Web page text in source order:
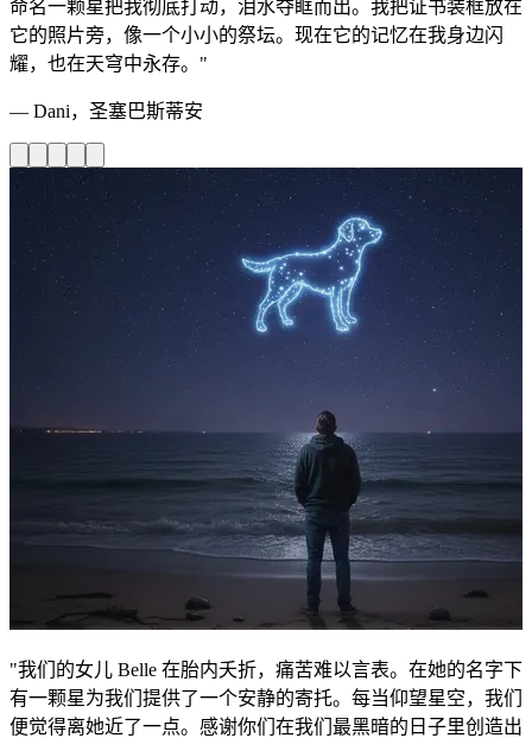
命名一颗星把我彻底打动，泪水夺眶而出。我把证书装框放在
它的照片旁，像一个小小的祭坛。现在它的记忆在我身边闪
耀，也在天穹中永存。"
— Dani，圣塞巴斯蒂安
"我们的女儿 Belle 在胎内夭折，痛苦难以言表。在她的名字下
有一颗星为我们提供了一个安静的寄托。每当仰望星空，我们
便觉得离她近了一点。感谢你们在我们最黑暗的日子里创造出